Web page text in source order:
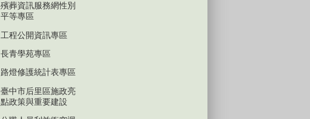
殯葬資訊服務網性別
平等專區
工程公開資訊專區
長青學苑專區
路燈修護統計表專區
臺中市后里區施政亮
點政策與重要建設